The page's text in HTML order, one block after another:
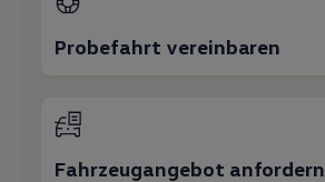
Probefahrt vereinbaren
Fahrzeugangebot anfordern